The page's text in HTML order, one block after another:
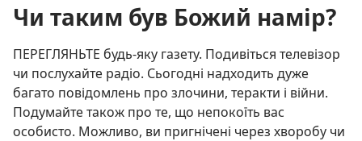
Чи таким був Божий намір?
ПЕРЕГЛЯНЬТЕ будь-яку газету. Подивіться телевізор
чи послухайте радіо. Сьогодні надходить дуже
багато повідомлень про злочини, теракти і війни.
Подумайте також про те, що непокоїть вас
особисто. Можливо, ви пригнічені через хворобу чи